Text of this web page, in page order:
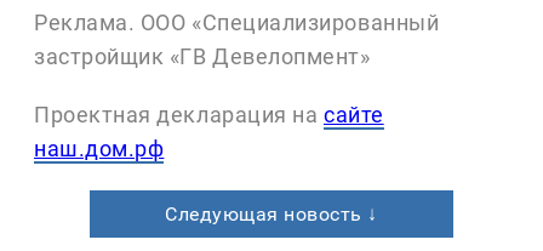
Реклама. ООО «Специализированный
застройщик «ГВ Девелопмент»
Проектная декларация на сайте
наш.дом.рф
Следующая новость ↓